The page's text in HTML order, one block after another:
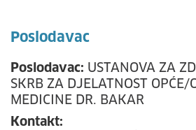
Poslodavac
Poslodavac: USTANOVA ZA
SKRB ZA DJELATNOST OPĆE/
MEDICINE DR. BAKAR
Kontakt: